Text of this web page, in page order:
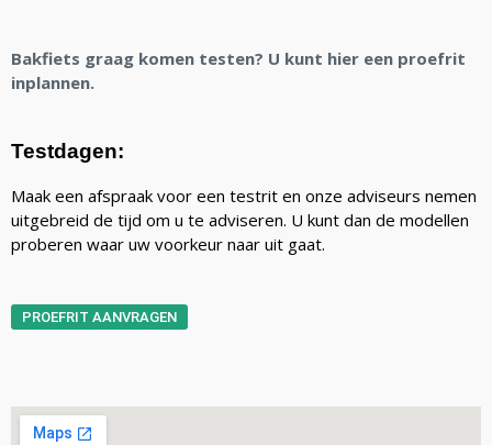
Bakfiets graag komen testen? U kunt hier een proefrit
inplannen.
Testdagen:
Maak een afspraak voor een testrit en onze adviseurs nemen
uitgebreid de tijd om u te adviseren. U kunt dan de modellen
proberen waar uw voorkeur naar uit gaat.
PROEFRIT AANVRAGEN